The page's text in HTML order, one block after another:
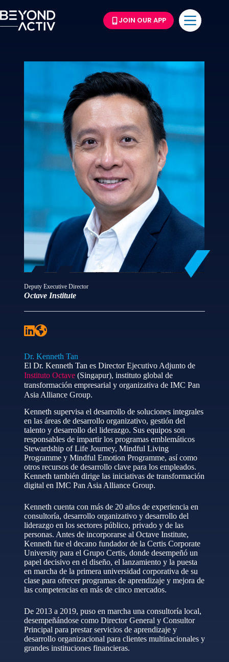
JOIN OUR APP
Deputy Executive Director
Octave Institute
Dr. Kenneth Tan
El Dr. Kenneth Tan es Director Ejecutivo Adjunto de
Instituto Octave(Singapur), instituto global de
transformación empresarial y organizativa de IMC Pan
Asia Alliance Group.
Kenneth supervisa el desarrollo de soluciones integrales
en las áreas de desarrollo organizativo, gestión del
talento y desarrollo del liderazgo. Sus equipos son
responsables de impartir los programas emblemáticos
Stewardship of Life Journey, Mindful Living
Programme y Mindful Emotion Programme, así como
otros recursos de desarrollo clave para los empleados.
Kenneth también dirige las iniciativas de transformación
digital en IMC Pan Asia Alliance Group.
Kenneth cuenta con más de 20 años de experiencia en
consultoría, desarrollo organizativo y desarrollo del
liderazgo en los sectores público, privado y de las
personas. Antes de incorporarse al Octave Institute,
Kenneth fue el decano fundador de la Certis Corporate
University para el Grupo Certis, donde desempeñó un
papel decisivo en el diseño, el lanzamiento y la puesta
en marcha de la primera universidad corporativa de su
clase para ofrecer programas de aprendizaje y mejora de
las competencias en más de cinco mercados.
De 2013 a 2019, puso en marcha una consultoría local,
desempeñándose como Director General y Consultor
Principal para prestar servicios de aprendizaje y
desarrollo organizacional para clientes multinacionales y
grandes instituciones financieras.